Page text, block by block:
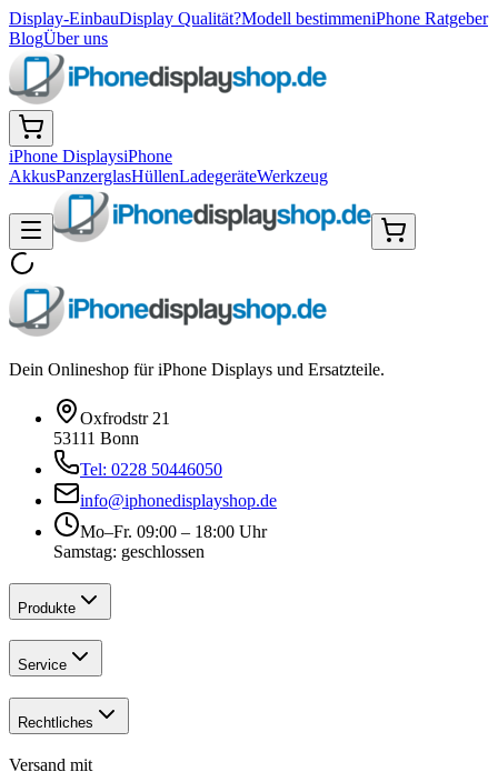
Display-EinbauDisplay Qualität?Modell bestimmeniPhone Ratgeber
BlogÜber uns
iPhone DisplaysiPhone
AkkusPanzerglasHüllenLadegeräteWerkzeug
Dein Onlineshop für iPhone Displays und Ersatzteile.
Oxfrodstr 21
53111 Bonn
Tel: 0228 50446050
info@iphonedisplayshop.de
Mo–Fr. 09:00 – 18:00 Uhr
Samstag: geschlossen
Produkte
Service
Rechtliches
Versand mit